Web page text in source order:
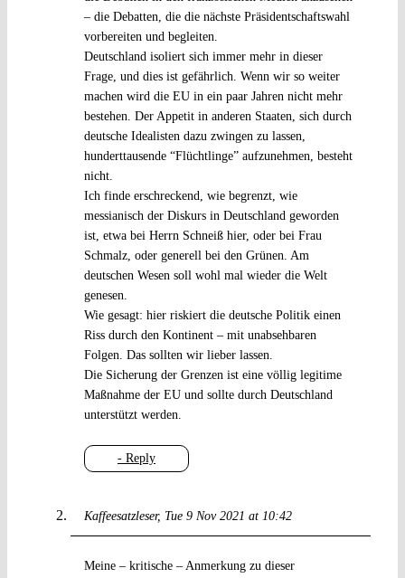
- Reply
– die Debatten, die die nächste Präsidentschaftswahl
vorbereiten und begleiten.
Deutschland isoliert sich immer mehr in dieser
Frage, und dies ist gefährlich. Wenn wir so weiter
machen wird die EU in ein paar Jahren nicht mehr
bestehen. Der Appetit in anderen Staaten, sich durch
deutsche Idealisten dazu zwingen zu lassen,
hunderttausende “Flüchtlinge” aufzunehmen, besteht
nicht.
Ich finde erschreckend, wie begrenzt, wie
messianisch der Diskurs in Deutschland geworden
ist, etwa bei Herrn Schneiß hier, oder bei Frau
Schmalz, oder generell bei den Grünen. Am
deutschen Wesen soll wohl mal wieder die Welt
genesen.
Wie gesagt: hier riskiert die deutsche Politik einen
Riss durch den Kontinent – mit unabsehbaren
Folgen. Das sollten wir lieber lassen.
Die Sicherung der Grenzen ist eine völlig legitime
Maßnahme der EU und sollte durch Deutschland
unterstützt werden.
Kaffeesatzleser Tue 9 Nov 2021 at 10:42
Meine – kritische – Anmerkung zu dieser